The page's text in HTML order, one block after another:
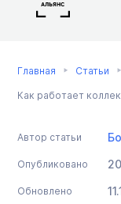
Главная Статьи
Как работает
Автор статьи
Опубликовано
Обновлено